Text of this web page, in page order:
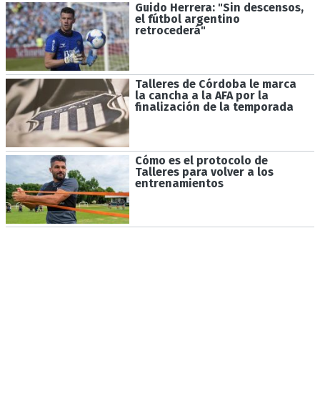
Guido Herrera: "Sin descensos,
el fútbol argentino
retrocederá"
Talleres de Córdoba le marca
la cancha a la AFA por la
finalización de la temporada
Cómo es el protocolo de
Talleres para volver a los
entrenamientos